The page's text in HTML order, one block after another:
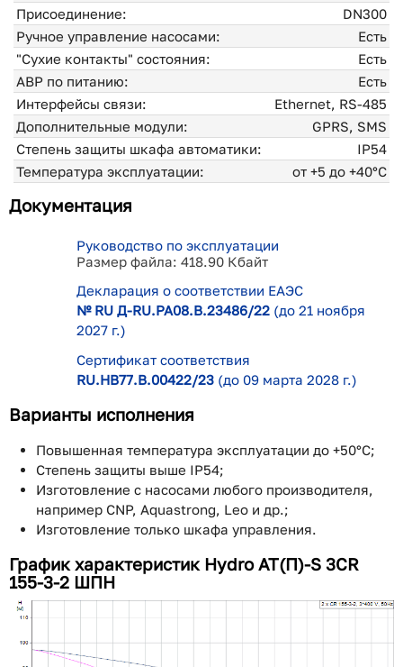
Присоединение:
DN300
Ручное управление насосами:
Есть
"Сухие контакты" состояния:
Есть
АВР по питанию:
Есть
Интерфейсы связи:
Ethernet, RS-485
Дополнительные модули:
GPRS, SMS
Степень защиты шкафа автоматики:
IP54
Температура эксплуатации:
от +5 до +40°С
Документация
Руководство по эксплуатации
Размер файла: 418.90 Кбайт
Декларация о соответствии ЕАЭС
№ RU Д-RU.РА08.В.23486/22 (до 21 ноября
2027 г.)
Сертификат соответствия
RU.НВ77.В.00422/23 (до 09 марта 2028 г.)
Варианты исполнения
Повышенная температура эксплуатации до +50°С;
Степень защиты выше IP54;
Изготовление с насосами любого производителя,
например CNP, Aquastrong, Leo и др.;
Изготовление только шкафа управления.
График характеристик Hydro AT(П)-S 3CR
155-3-2 ШПН